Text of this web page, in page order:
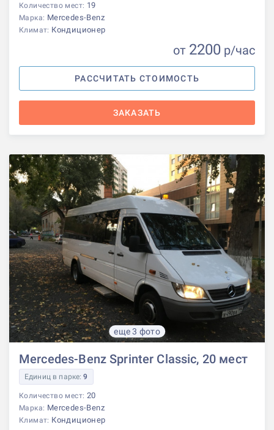
Количество мест: 19
Марка: Mercedes-Benz
Климат: Кондиционер
от 2200 р/час
РАССЧИТАТЬ СТОИМОСТЬ
ЗАКАЗАТЬ
еще 3 фото
Mercedes-Benz Sprinter Classic, 20 мест
Единиц в парке:9
Количество мест: 20
Марка: Mercedes-Benz
Климат: Кондиционер